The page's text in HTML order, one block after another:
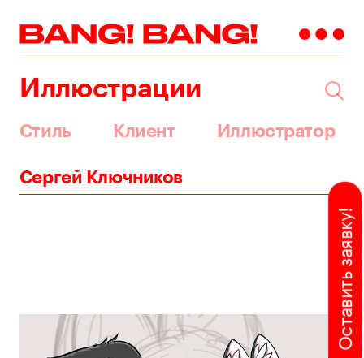
Иллюстрации
Стиль Клиент Иллюстратор
Оставить заявку!
Сергей Ключников